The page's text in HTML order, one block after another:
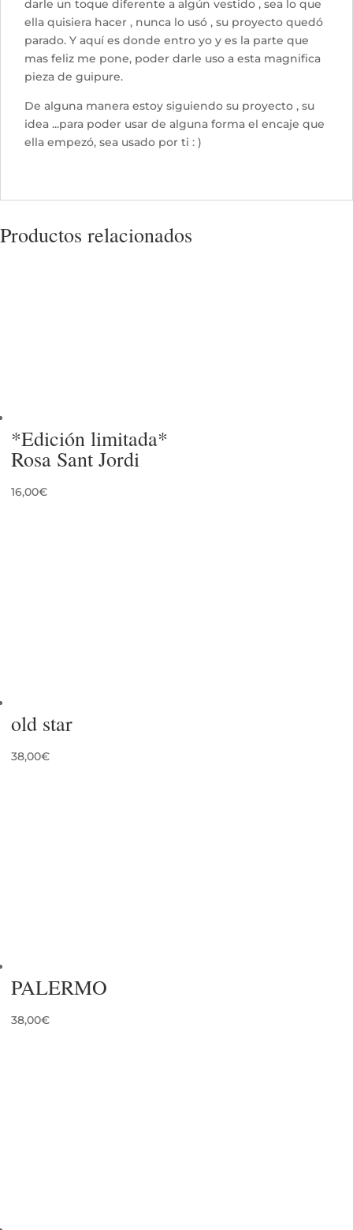
darle un toque diferente a algún vestido , sea lo que
ella quisiera hacer , nunca lo usó , su proyecto quedó
parado. Y aquí es donde entro yo y es la parte que
mas feliz me pone, poder darle uso a esta magnifica
pieza de guipure.
De alguna manera estoy siguiendo su proyecto , su
idea ...para poder usar de alguna forma el encaje que
ella empezó, sea usado por ti : )
Productos relacionados
*Edición limitada*
Rosa Sant Jordi
16,00€
old star
38,00€
PALERMO
38,00€